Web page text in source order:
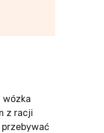
wózka
z racji